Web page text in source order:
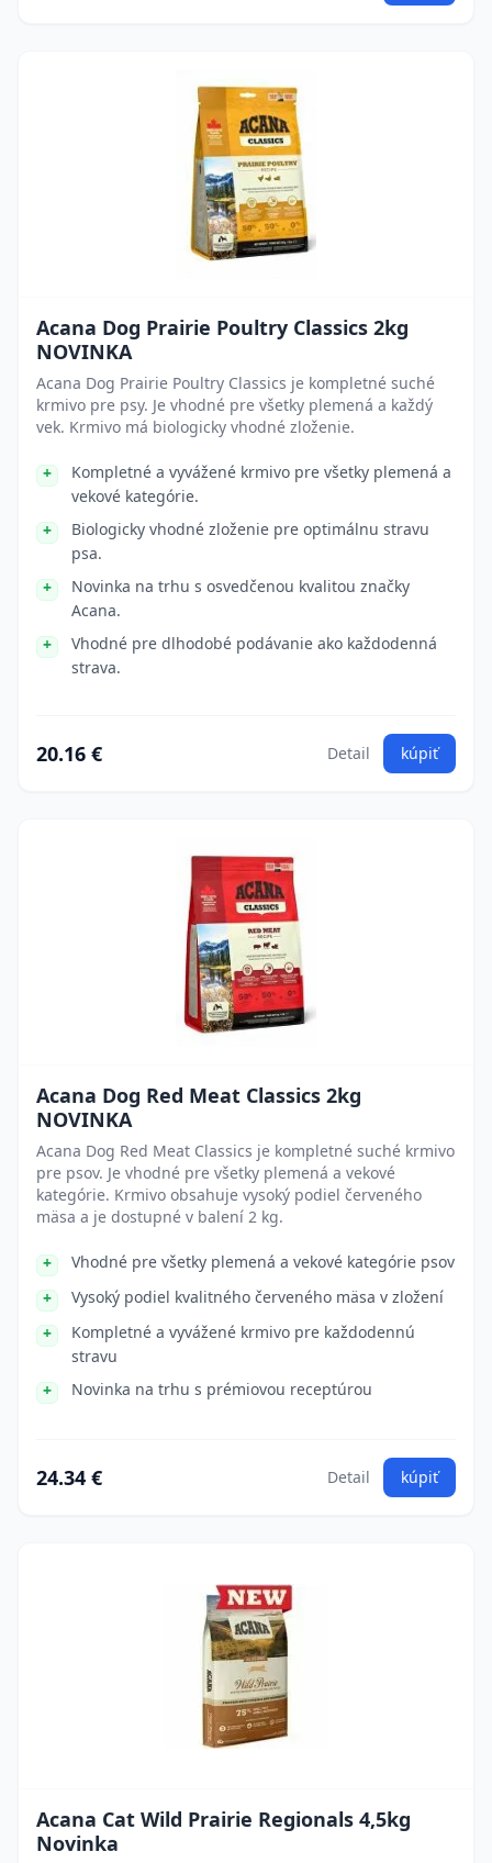
Acana Dog Prairie Poultry Classics 2kg
NOVINKA
Acana Dog Prairie Poultry Classics je kompletné suché
krmivo pre psy. Je vhodné pre všetky plemená a každý
vek. Krmivo má biologicky vhodné zloženie.
Kompletné a vyvážené krmivo pre všetky plemená a
vekové kategórie.
Biologicky vhodné zloženie pre optimálnu stravu
psa.
Novinka na trhu s osvedčenou kvalitou značky
Acana.
Vhodné pre dlhodobé podávanie ako každodenná
strava.
20.16 € Detail kúpiť
Acana Dog Red Meat Classics 2kg
NOVINKA
Acana Dog Red Meat Classics je kompletné suché krmivo
pre psov. Je vhodné pre všetky plemená a vekové
kategórie. Krmivo obsahuje vysoký podiel červeného
mäsa a je dostupné v balení 2 kg.
Vhodné pre všetky plemená a vekové kategórie psov
Vysoký podiel kvalitného červeného mäsa v zložení
Kompletné a vyvážené krmivo pre každodennú
stravu
Novinka na trhu s prémiovou receptúrou
24.34 € Detail kúpiť
Acana Cat Wild Prairie Regionals 4,5kg
Novinka